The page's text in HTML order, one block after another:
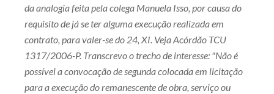
da analogia feita pela colega Manuela Isso, por causa do
requisito de já se ter alguma execução realizada em
contrato, para valer-se do 24, XI. Veja Acórdão TCU
1317/2006-P. Transcrevo o trecho de interesse: "Não é
possível a convocação de segunda colocada em licitação
para a execução do remanescente de obra, serviço ou